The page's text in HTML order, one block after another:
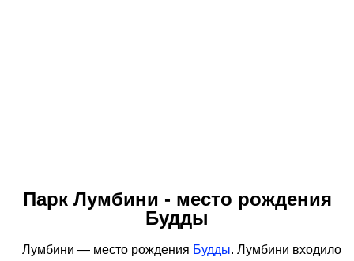
Парк Лумбини - место рождения
Будды
Лумбини — место рождения Будды. Лумбини входило